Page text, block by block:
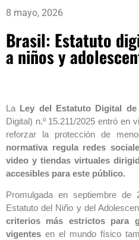
8 mayo, 2026
Brasil: Estatuto
a niños y
La Ley del Estatuto Digital
Digital) n.º 15.211/2025 entró en
reforzar la protección de
normativa regula redes
video y tiendas virtuales
accesibles para este público.
Promulgada en septiembre
Estatuto del Niño y del
criterios más estrictos para
vigentes en el mundo físico